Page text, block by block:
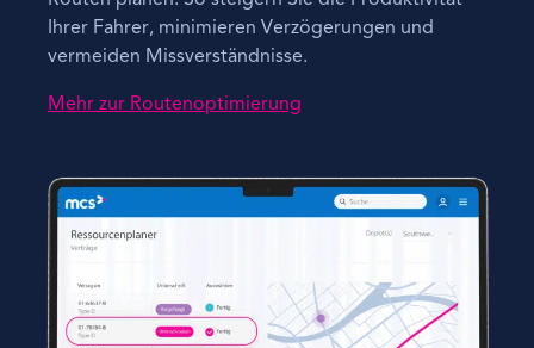
Ihrer Fahrer, minimieren Verzögerungen und
vermeiden Missverständnisse.
Mehr zur Routenoptimierung